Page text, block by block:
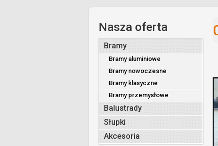
tutaj
Nasza oferta
Bramy
Bramy aluminiowe
Bramy nowoczesne
Bramy klasyczne
Bramy przemysłowe
Balustrady
Słupki
Akcesoria